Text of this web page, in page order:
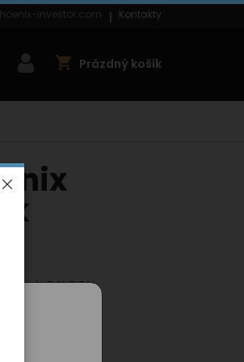
investor.com Kontakty
Prázdný košík
BALOON